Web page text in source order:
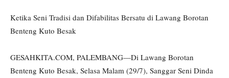
Ketika Seni Tradisi dan Difabilitas Bersatu di Lawang Borotan
Benteng Kuto Besak
GESAHKITA.COM, PALEMBANG—Di Lawang Borotan
Benteng Kuto Besak, Selasa Malam (29/7), Sanggar Seni Dinda